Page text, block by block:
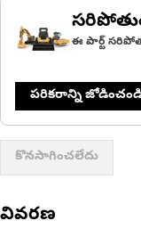
ఈ పార్ట్
పరికరాన్ని
కొనసాగించలేదు
వివరణ